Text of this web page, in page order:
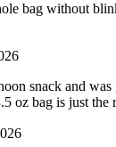
bag without
snack and
oz bag is just